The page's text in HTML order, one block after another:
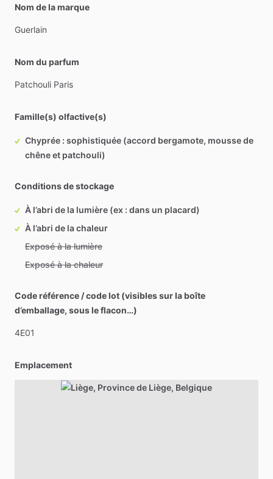
Nom de la marque
Guerlain
Nom du parfum
Patchouli Paris
Famille(s) olfactive(s)
Chyprée : sophistiquée (accord bergamote, mousse de
chêne et patchouli)
Conditions de stockage
À l’abri de la lumière (ex : dans un placard)
À l’abri de la chaleur
Exposé à la lumière
Exposé à la chaleur
Code référence / code lot (visibles sur la boîte
d’emballage, sous le flacon…)
4E01
Emplacement